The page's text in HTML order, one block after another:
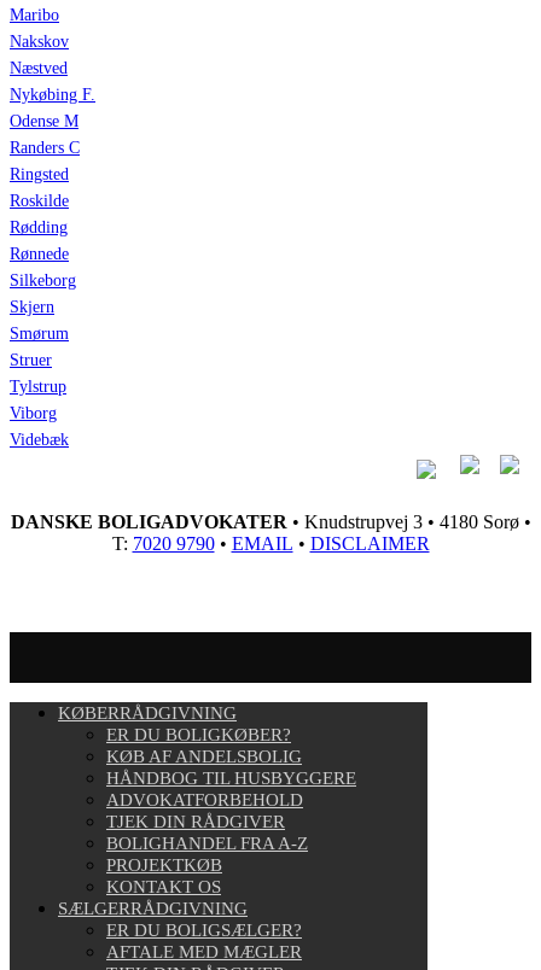
Maribo
Nakskov
Næstved
Nykøbing F.
Odense M
Randers C
Ringsted
Roskilde
Rødding
Rønnede
Silkeborg
Skjern
Smørum
Struer
Tylstrup
Viborg
Videbæk
DANSKE BOLIGADVOKATER • Knudstrupvej 3 • 4180 Sorø •
T: 7020 9790• EMAIL • DISCLAIMER
KØBERRÅDGIVNING
ER DU BOLIGKØBER?
KØB AF ANDELSBOLIG
HÅNDBOG TIL HUSBYGGERE
ADVOKATFORBEHOLD
TJEK DIN RÅDGIVER
BOLIGHANDEL FRA A-Z
PROJEKTKØB
KONTAKT OS
SÆLGERRÅDGIVNING
ER DU BOLIGSÆLGER?
AFTALE MED MÆGLER